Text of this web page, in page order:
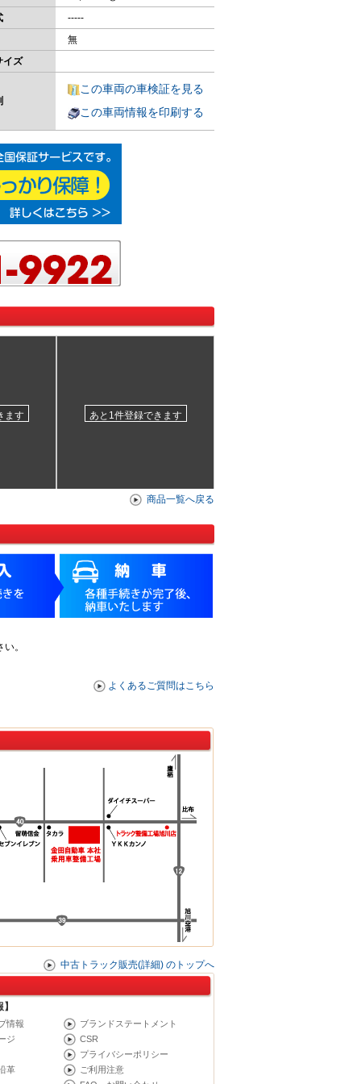
-----
無
イズ
この車両の車検証を見る
この車両情報を印刷する
ます あと1件登録できます
商品一覧へ戻る
中古トラック販売(詳細) のトップへ
情報
ジ
革
ブランドステートメント
CSR
プライバシーポリシー
ご利用注意